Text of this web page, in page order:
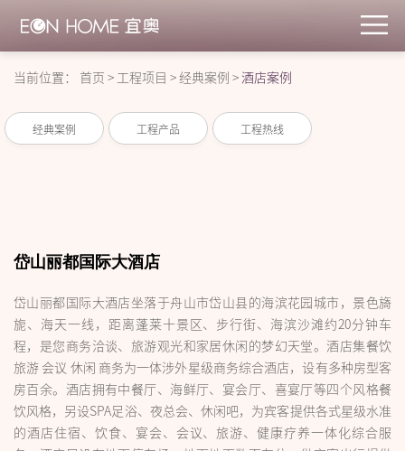
当前位置： 首页 > 工程项目 >经典案例 >酒店案例
经典案例 工程产品 工程热线
岱山丽都国际大酒店
岱山丽都国际大酒店坐落于舟山市岱山县的海滨花园城市，景色旖
旎、海天一线，距离蓬莱十景区、步行街、海滨沙滩约20分钟车
程，是您商务洽谈、旅游观光和家居休闲的梦幻天堂。酒店集餐饮
旅游 会议 休闲 商务为一体涉外星级商务综合酒店，设有多种房型客
房百余。酒店拥有中餐厅、海鲜厅、宴会厅、喜宴厅等四个风格餐
饮风格，另设SPA足浴、夜总会、休闲吧，为宾客提供各式星级水准
的酒店住宿、饮食、宴会、会议、旅游、健康疗养一体化综合服